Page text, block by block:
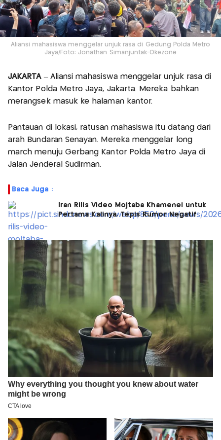
Aliansi mahasiswa menggelar unjuk rasa di Gedung Polda Metro
Jaya/Foto: Jonathan Simanjuntak-Okezone
JAKARTA– Aliansi mahasiswa menggelar unjuk rasa di
Kantor Polda Metro Jaya, Jakarta. Mereka bahkan
merangsek masuk ke halaman kantor.
Pantauan di lokasi, ratusan mahasiswa itu datang dari
arah Bundaran Senayan. Mereka menggelar long
march menuju Gerbang Kantor Polda Metro Jaya di
Jalan Jenderal Sudirman.
Baca Juga :
Iran Rilis Video Mojtaba Khamenei untuk
Pertama Kalinya, Tepis Rumor Negatif